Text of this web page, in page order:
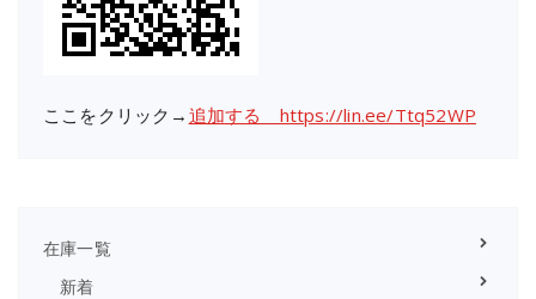
ここをクリック→ 追加する https://lin.ee/Ttq52WP
在庫一覧
新着